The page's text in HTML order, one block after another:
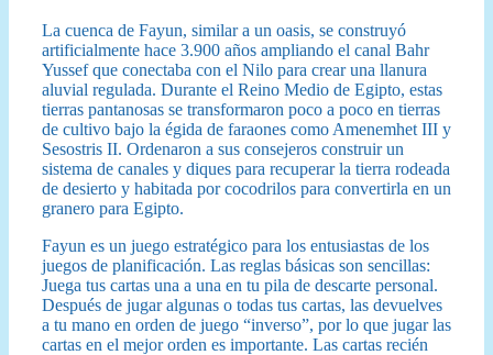
La cuenca de Fayun, similar a un oasis, se construyó
artificialmente hace 3.900 años ampliando el canal Bahr
Yussef que conectaba con el Nilo para crear una llanura
aluvial regulada. Durante el Reino Medio de Egipto, estas
tierras pantanosas se transformaron poco a poco en tierras
de cultivo bajo la égida de faraones como Amenemhet III y
Sesostris II. Ordenaron a sus consejeros construir un
sistema de canales y diques para recuperar la tierra rodeada
de desierto y habitada por cocodrilos para convertirla en un
granero para Egipto.
Fayun es un juego estratégico para los entusiastas de los
juegos de planificación. Las reglas básicas son sencillas:
Juega tus cartas una a una en tu pila de descarte personal.
Después de jugar algunas o todas tus cartas, las devuelves
a tu mano en orden de juego “inverso”, por lo que jugar las
cartas en el mejor orden es importante. Las cartas recién